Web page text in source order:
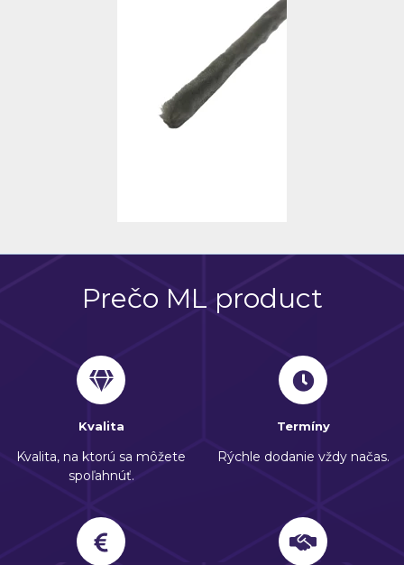
Prečo ML product
Kvalita
Kvalita, na ktorú sa môžete
spoľahnúť.
Termíny
Rýchle dodanie vždy načas.